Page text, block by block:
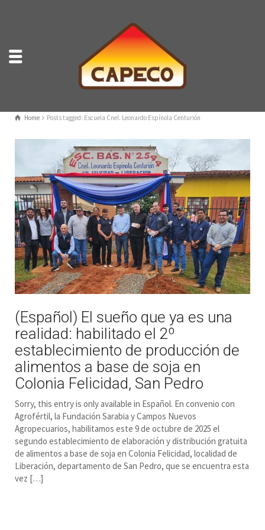
Home Posts tagged: Escuela Cnel. Leonardo Espínola Centurión
(Español) El sueño que ya es una
realidad: habilitado el 2º
establecimiento de producción de
alimentos a base de soja en
Colonia Felicidad, San Pedro
Sorry, this entry is only available in Español. En convenio con
Agrofértil, la Fundación Sarabia y Campos Nuevos
Agropecuarios, habilitamos este 9 de octubre de 2025 el
segundo establecimiento de elaboración y distribución gratuita
de alimentos a base de soja en Colonia Felicidad, localidad de
Liberación, departamento de San Pedro, que se encuentra esta
vez […]